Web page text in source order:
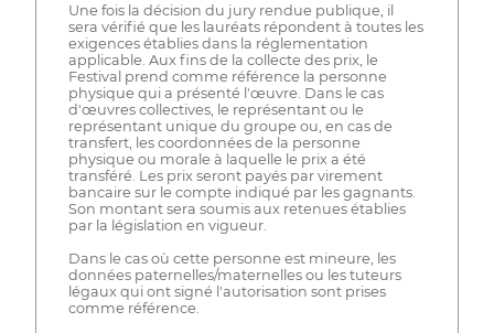
Une fois la décision du jury rendue publique, il
sera vérifié que les lauréats répondent à toutes les
exigences établies dans la réglementation
applicable. Aux fins de la collecte des prix, le
Festival prend comme référence la personne
physique qui a présenté l'œuvre. Dans le cas
d'œuvres collectives, le représentant ou le
représentant unique du groupe ou, en cas de
transfert, les coordonnées de la personne
physique ou morale à laquelle le prix a été
transféré. Les prix seront payés par virement
bancaire sur le compte indiqué par les gagnants.
Son montant sera soumis aux retenues établies
par la législation en vigueur.
Dans le cas où cette personne est mineure, les
données paternelles/maternelles ou les tuteurs
légaux qui ont signé l'autorisation sont prises
comme référence.